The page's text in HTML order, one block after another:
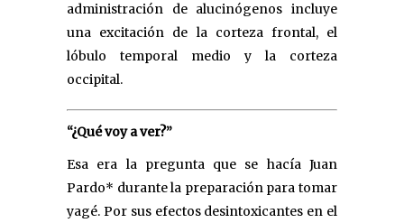
administración de alucinógenos incluye
una excitación de la corteza frontal, el
lóbulo temporal medio y la corteza
occipital.
“¿Qué voy a ver?”
Esa era la pregunta que se hacía Juan
Pardo* durante la preparación para tomar
yagé. Por sus efectos desintoxicantes en el